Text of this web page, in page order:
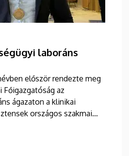
laboráns
először rendezte meg
Főigazgatóság az
ágazaton a klinikai
országos szakmai